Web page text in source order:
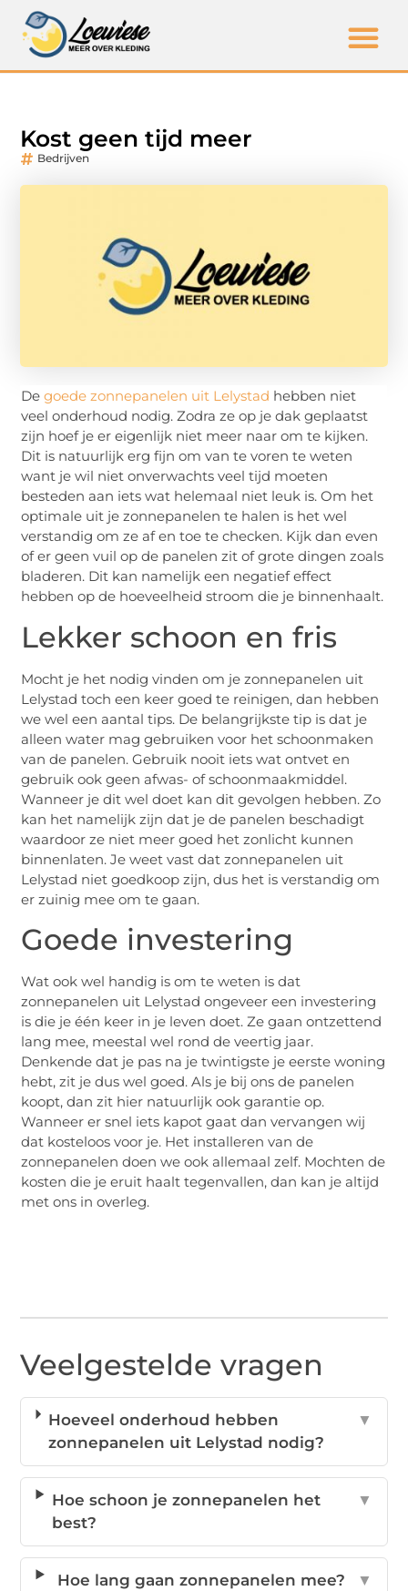
Kost geen tijd meer
Bedrijven
Degoede zonnepanelen uit Lelystad hebben niet
veel onderhoud nodig. Zodra ze op je dak geplaatst
zijn hoef je er eigenlijk niet meer naar om te kijken.
Dit is natuurlijk erg fijn om van te voren te weten
want je wil niet onverwachts veel tijd moeten
besteden aan iets wat helemaal niet leuk is. Om het
optimale uit je zonnepanelen te halen is het wel
verstandig om ze af en toe te checken. Kijk dan even
of er geen vuil op de panelen zit of grote dingen zoals
bladeren. Dit kan namelijk een negatief effect
hebben op de hoeveelheid stroom die je binnenhaalt.
Lekker schoon en fris
Mocht je het nodig vinden om je zonnepanelen uit
Lelystad toch een keer goed te reinigen, dan hebben
we wel een aantal tips. De belangrijkste tip is dat je
alleen water mag gebruiken voor het schoonmaken
van de panelen. Gebruik nooit iets wat ontvet en
gebruik ook geen afwas- of schoonmaakmiddel.
Wanneer je dit wel doet kan dit gevolgen hebben. Zo
kan het namelijk zijn dat je de panelen beschadigt
waardoor ze niet meer goed het zonlicht kunnen
binnenlaten. Je weet vast dat zonnepanelen uit
Lelystad niet goedkoop zijn, dus het is verstandig om
er zuinig mee om te gaan.
Goede investering
Wat ook wel handig is om te weten is dat
zonnepanelen uit Lelystad ongeveer een investering
is die je één keer in je leven doet. Ze gaan ontzettend
lang mee, meestal wel rond de veertig jaar.
Denkende dat je pas na je twintigste je eerste woning
hebt, zit je dus wel goed. Als je bij ons de panelen
koopt, dan zit hier natuurlijk ook garantie op.
Wanneer er snel iets kapot gaat dan vervangen wij
dat kosteloos voor je. Het installeren van de
zonnepanelen doen we ook allemaal zelf. Mochten de
kosten die je eruit haalt tegenvallen, dan kan je altijd
met ons in overleg.
Veelgestelde vragen
Hoeveel onderhoud hebben
zonnepanelen uit Lelystad nodig?
▼
Hoe schoon je zonnepanelen het
best?
▼
Hoe lang gaan zonnepanelen mee? ▼